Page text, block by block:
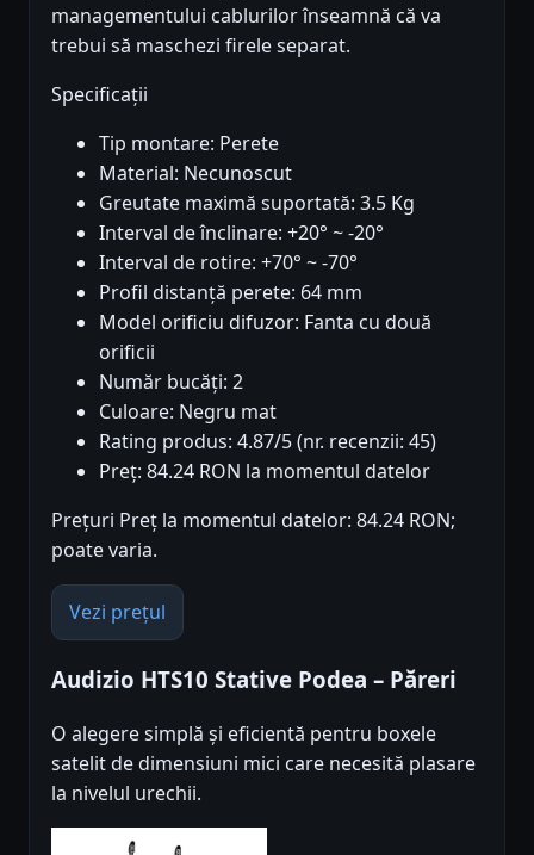
managementului cablurilor înseamnă că va
trebui să maschezi firele separat.
Specificații
Tip montare: Perete
Material: Necunoscut
Greutate maximă suportată: 3.5 Kg
Interval de înclinare: +20° ~ -20°
Interval de rotire: +70° ~ -70°
Profil distanță perete: 64 mm
Model orificiu difuzor: Fanta cu două
orificii
Număr bucăți: 2
Culoare: Negru mat
Rating produs: 4.87/5 (nr. recenzii: 45)
Preț: 84.24 RON la momentul datelor
Prețuri Preț la momentul datelor: 84.24 RON;
poate varia.
Vezi prețul
Audizio HTS10 Stative Podea – Păreri
O alegere simplă și eficientă pentru boxele
satelit de dimensiuni mici care necesită plasare
la nivelul urechii.